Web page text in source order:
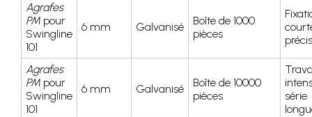
Agrafes
PM pour
Swingline
101
6 mm Galvanisé
Boîte de 1000
pièces
Agrafes
PM pour
Swingline
101
6 mm Galvanisé
Boîte de 10000
pièces
série